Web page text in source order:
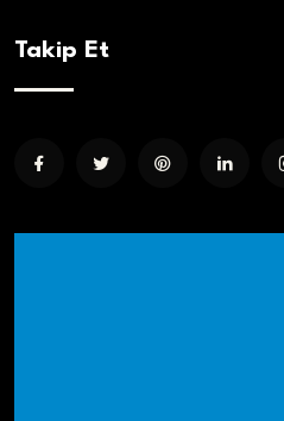
Takip Et